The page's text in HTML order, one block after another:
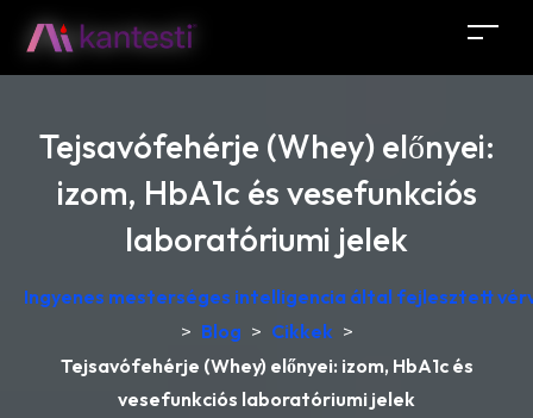
Tejsavófehérje (Whey) előnyei:
izom, HbA1c és vesefunkciós
laboratóriumi jelek
Ingyenes mesterséges intelligencia által fejlesztett
> Blog > Cikkek >
Tejsavófehérje (Whey) előnyei: izom, HbA1c és
vesefunkciós laboratóriumi jelek